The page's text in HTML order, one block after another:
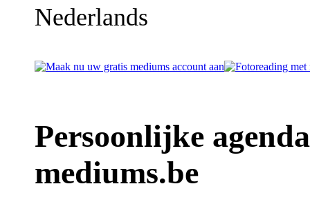
Nederlands
Persoonlijke
mediums.be